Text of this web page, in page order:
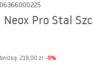
Neox Pro Stal
219,00 zł -9%